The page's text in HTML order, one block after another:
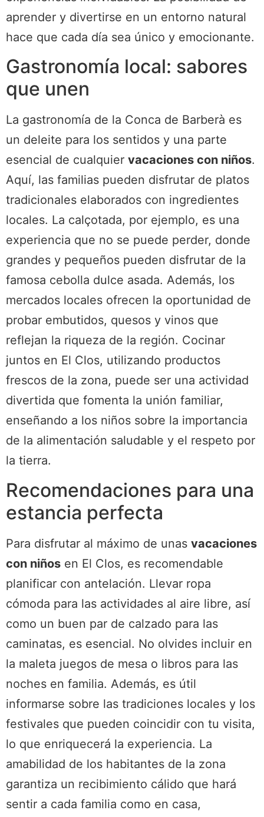
aprender y divertirse en un entorno natural
hace que cada día sea único y emocionante.
Gastronomía local: sabores
que unen
La gastronomía de la Conca de Barberà es
un deleite para los sentidos y una parte
esencial de cualquier vacaciones con niños.
Aquí, las familias pueden disfrutar de platos
tradicionales elaborados con ingredientes
locales. La calçotada, por ejemplo, es una
experiencia que no se puede perder, donde
grandes y pequeños pueden disfrutar de la
famosa cebolla dulce asada. Además, los
mercados locales ofrecen la oportunidad de
probar embutidos, quesos y vinos que
reflejan la riqueza de la región. Cocinar
juntos en El Clos, utilizando productos
frescos de la zona, puede ser una actividad
divertida que fomenta la unión familiar,
enseñando a los niños sobre la importancia
de la alimentación saludable y el respeto por
la tierra.
Recomendaciones para una
estancia perfecta
Para disfrutar al máximo de unas vacaciones
con niños en El Clos, es recomendable
planificar con antelación. Llevar ropa
cómoda para las actividades al aire libre, así
como un buen par de calzado para las
caminatas, es esencial. No olvides incluir en
la maleta juegos de mesa o libros para las
noches en familia. Además, es útil
informarse sobre las tradiciones locales y los
festivales que pueden coincidir con tu visita,
lo que enriquecerá la experiencia. La
amabilidad de los habitantes de la zona
garantiza un recibimiento cálido que hará
sentir a cada familia como en casa,